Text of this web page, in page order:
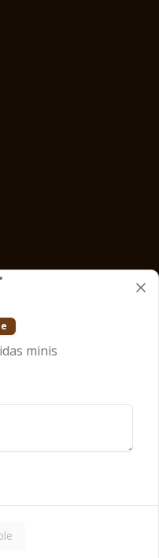
minis